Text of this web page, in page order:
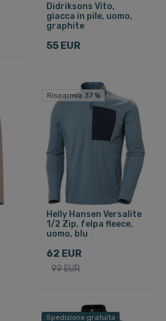
Didriksons Vito,
giacca in pile, uomo,
graphite
55 EUR
Risparmia 37 %
Helly Hansen Versalite
1/2 Zip, felpa fleece,
uomo, blu
62 EUR
99 EUR
Spedizione gratuita